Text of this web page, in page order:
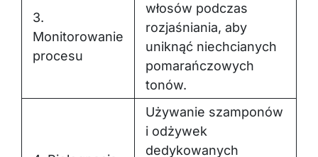
3.
Monitorowanie
procesu
włosów podczas
rozjaśniania, aby
uniknąć niechcianych
pomarańczowych
tonów.
Używanie szamponów
i odżywek
dedykowanych